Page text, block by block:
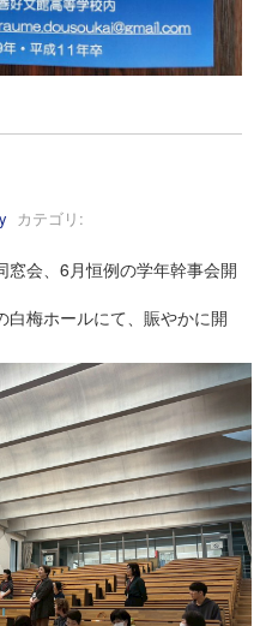
カテゴリ:
会、6月恒例の学年幹事会開
梅ホールにて、賑やかに開